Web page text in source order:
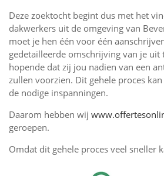
Deze zoektocht begint dus met het
dakwerkers uit de omgeving van
moet je hen één voor één
gedetailleerde omschrijving van je uit
hopende dat zij jou nadien van een
zullen voorzien. Dit gehele proces
de nodige inspanningen.
Daarom hebben wij
geroepen.
Omdat dit gehele proces veel sneller